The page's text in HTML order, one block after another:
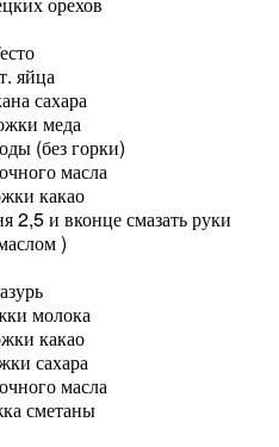
яйца
сахара
меда
(без горки)
масла
какао
2,5 и вконце смазать руки
)
молока
какао
сахара
масла
сметаны